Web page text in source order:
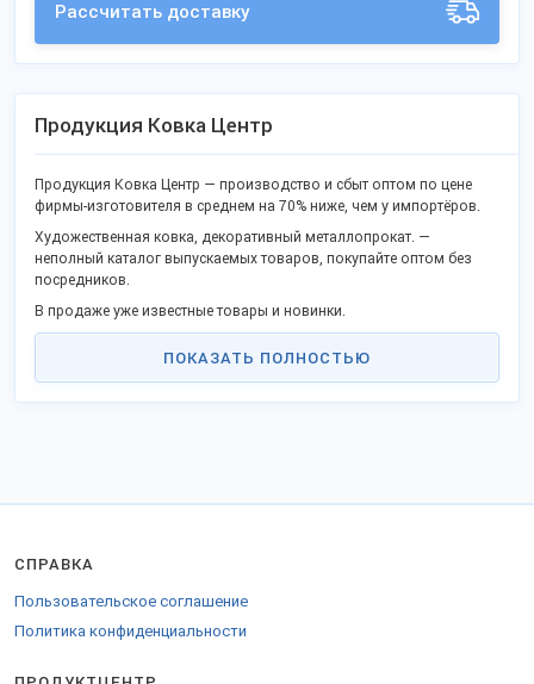
Рассчитать доставку
Продукция Ковка Центр
Продукция Ковка Центр — производство и сбыт оптом по цене
фирмы-изготовителя в среднем на 70% ниже, чем у импортёров.
Художественная ковка, декоративный металлопрокат. —
неполный каталог выпускаемых товаров, покупайте оптом без
посредников.
В продаже уже известные товары и новинки.
не проигрывает западным аналогам.
сопроводительные бумаги.
Отправьте заказ настенде компании
ПОКАЗАТЬ ПОЛНОСТЬЮ
СПРАВКА
Пользовательское соглашение
Политика конфиденциальности